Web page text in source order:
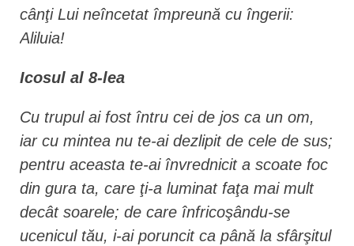
cânţi Lui neîncetat împreună cu îngerii:
Aliluia!
Icosul al 8-lea
Cu trupul ai fost întru cei de jos ca un om,
iar cu mintea nu te-ai dezlipit de cele de sus;
pentru aceasta te-ai învrednicit a scoate foc
din gura ta, care ţi-a luminat faţa mai mult
decât soarele; de care înfricoşându-se
ucenicul tău, i-ai poruncit ca până la sfârşitul